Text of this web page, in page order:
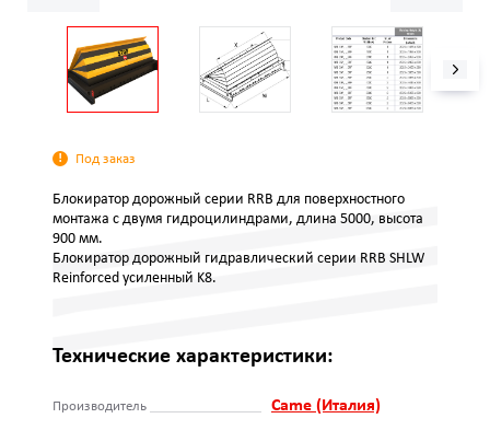
Под заказ
Блокиратор дорожный серии RRB для поверхностного
монтажа с двумя гидроцилиндрами, длина 5000, высота
900 мм.
Блокиратор дорожный гидравлический серии RRB SHLW
Reinforced усиленный K8.
Технические характеристики:
Производитель Came (Италия)